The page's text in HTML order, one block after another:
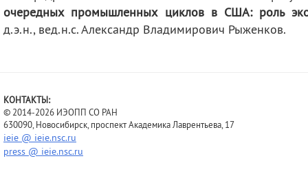
очередных промышленных циклов в США: роль
д.э.н., вед.н.с. Александр Владимирович Рыженков.
КОНТАКТЫ:
© 2014-2026 ИЭОПП СО РАН
630090, Новосибирск, проспект Академика Лаврентьева, 17
ieie @ ieie.nsc.ru
press @ ieie.nsc.ru